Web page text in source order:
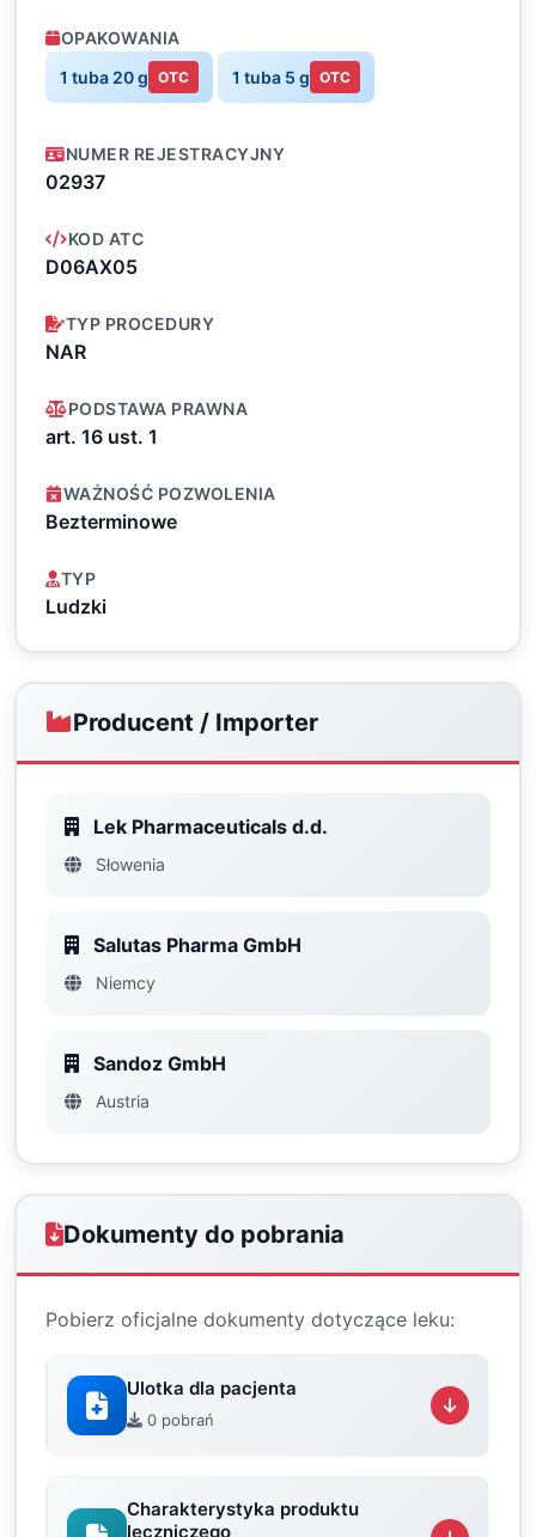
OPAKOWANIA
1 tuba 20 g OTC 1 tuba 5 g OTC
NUMER REJESTRACYJNY
02937
KOD ATC
D06AX05
TYP PROCEDURY
NAR
PODSTAWA PRAWNA
art. 16 ust. 1
WAŻNOŚĆ POZWOLENIA
Bezterminowe
TYP
Ludzki
Producent / Importer
Lek Pharmaceuticals d.d.
Słowenia
Salutas Pharma GmbH
Niemcy
Sandoz GmbH
Austria
Dokumenty do pobrania
Pobierz oficjalne dokumenty dotyczące leku:
Ulotka dla pacjenta
0 pobrań
Charakterystyka produktu
leczniczego